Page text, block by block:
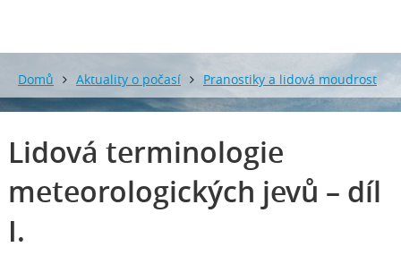
Domů Aktuality o počasí Pranostiky a lidová moudrost
o počasí Lidová terminologie meteorologických jevů – díl
Lidová terminologie
meteorologických jevů – díl
I.